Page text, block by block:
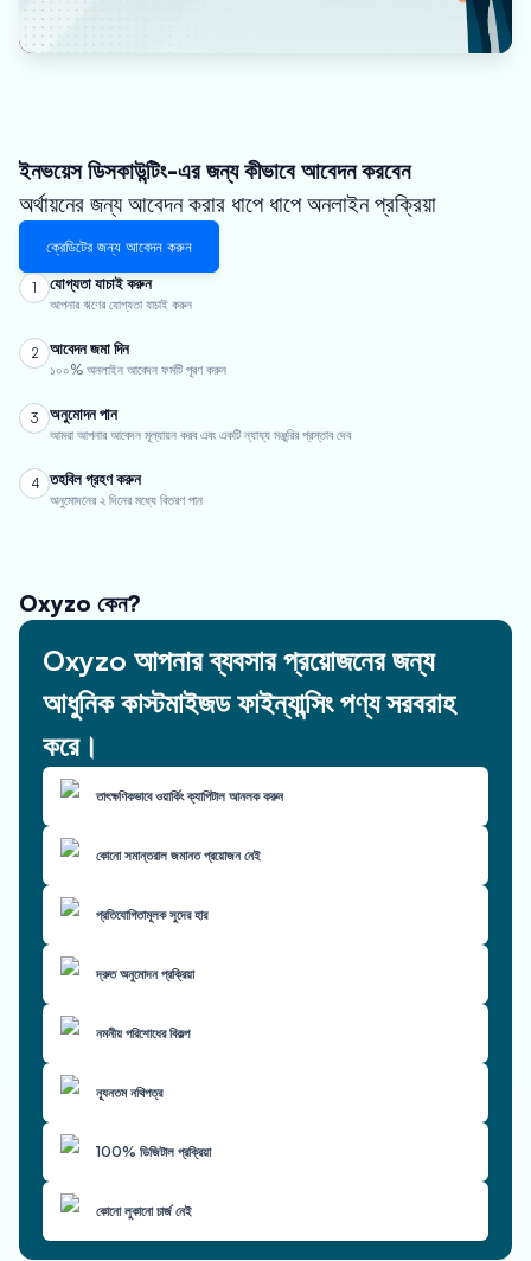
ইনভয়েস ডিসকাউন্টিং-এর জন্য কীভাবে আবেদন করবেন
অর্থায়নের জন্য আবেদন করার ধাপে ধাপে অনলাইন প্রক্রিয়া
ক্রেডিটের জন্য আবেদন করুন
1 যোগ্যতা যাচাই করুন
আপনার ঋণের যোগ্যতা যাচাই করুন
2 আবেদন জমা দিন
১০০% অনলাইন আবেদন ফর্মটি পূরণ করুন
3 অনুমোদন পান
আমরা আপনার আবেদন মূল্যায়ন করব এবং একটি ন্যায্য মঞ্জুরির প্রস্তাব দেব
4 তহবিল গ্রহণ করুন
অনুমোদনের ২ দিনের মধ্যে বিতরণ পান
Oxyzo কেন?
Oxyzo আপনার ব্যবসার প্রয়োজনের জন্য
আধুনিক কাস্টমাইজড ফাইন্যান্সিং পণ্য সরবরাহ
করে।
তাৎক্ষণিকভাবে ওয়ার্কিং ক্যাপিটাল আনলক করুন
কোনো সমান্তরাল জমানত প্রয়োজন নেই
প্রতিযোগিতামূলক সুদের হার
দ্রুত অনুমোদন প্রক্রিয়া
নমনীয় পরিশোধের বিকল্প
ন্যূনতম নথিপত্র
100% ডিজিটাল প্রক্রিয়া
কোনো লুকানো চার্জ নেই